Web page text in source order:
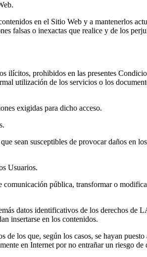
en el Sitio Web y a mantenerlos
falsas o inexactas que realice y de los
prohibidos en las presentes
utilización de los servicios o los
exigidas para dicho acceso.
sean susceptibles de provocar daños en
Usuarios.
pública, transformar o
datos identificativos de los derechos de
insertarse en los contenidos.
los que, según los casos, se hayan
en Internet por no entrañar un riesgo